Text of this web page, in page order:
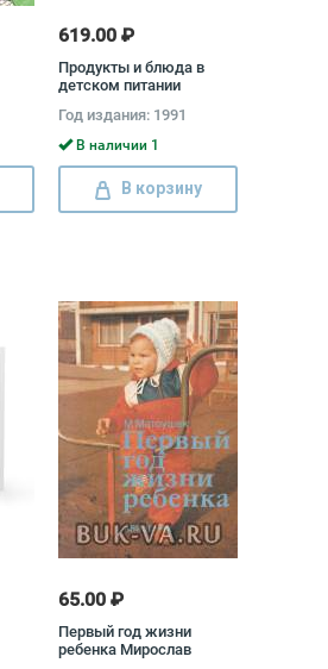
619.00 ₽
Продукты и блюда в
детском питании
Дружинина
Год издания: 1991
В наличии 1
В корзину
65.00 ₽
Первый год жизни
ребенка Мирослав